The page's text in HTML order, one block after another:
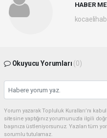
HABER
Okuyucu Yorumları (0)
Yorum yazarak Topluluk Kuralları’nı
sitesine yaptığınız yorumunuzla ilgili
başınıza üstleniyorsunuz. Yazılan tüm
sorumlu tutulamaz.